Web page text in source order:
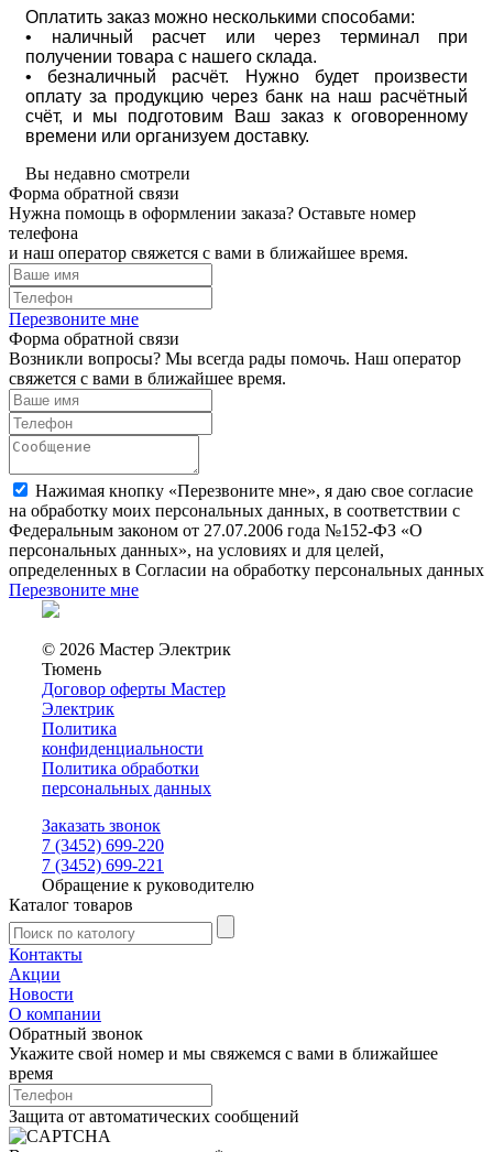
Оплатить заказ можно несколькими способами:
• наличный расчет или через терминал при
получении товара с нашего склада.
• безналичный расчёт. Нужно будет произвести
оплату за продукцию через банк на наш расчётный
счёт, и мы подготовим Ваш заказ к оговоренному
времени или организуем доставку.
Вы недавно смотрели
Форма обратной связи
Нужна помощь в оформлении заказа? Оставьте номер
телефона
и наш оператор свяжется с вами в ближайшее время.
Перезвоните мне
Форма обратной связи
Возникли вопросы? Мы всегда рады помочь. Наш оператор
свяжется с вами в ближайшее время.
Нажимая кнопку «Перезвоните мне», я даю свое согласие
на обработку моих персональных данных, в соответствии с
Федеральным законом от 27.07.2006 года №152-ФЗ «О
персональных данных», на условиях и для целей,
определенных в Согласии на обработку персональных данных
Перезвоните мне
© 2026 Мастер Электрик
Тюмень
Договор оферты Мастер
Электрик
Политика
конфиденциальности
Политика обработки
персональных данных
Заказать звонок
7 (3452) 699-220
7 (3452) 699-221
Обращение к руководителю
Каталог товаров
Контакты
Акции
Новости
О компании
Обратный звонок
Укажите свой номер и мы свяжемся с вами в ближайшее
время
Защита от автоматических сообщений